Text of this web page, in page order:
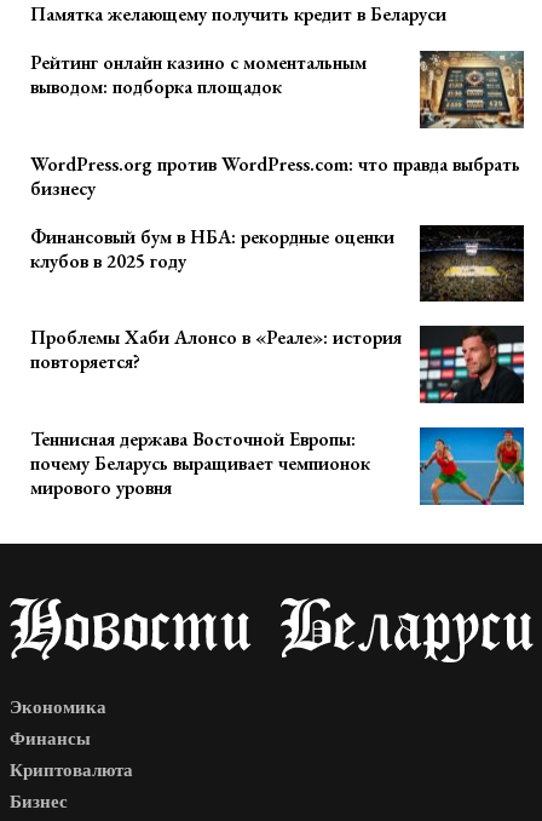
Памятка желающему получить кредит в Беларуси
Рейтинг онлайн казино с моментальным
выводом: подборка площадок
WordPress.org против WordPress.com: что правда выбрать
бизнесу
Финансовый бум в НБА: рекордные оценки
клубов в 2025 году
Проблемы Хаби Алонсо в «Реале»: история
повторяется?
Теннисная держава Восточной Европы:
почему Беларусь выращивает чемпионок
мирового уровня
Экономика
Финансы
Криптовалюта
Бизнес